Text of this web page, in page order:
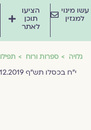
מינוי
למגזין
הציעו
תוכן
לאתר
גלויה ספרות ורוח תפילות
י"ח בכסלו תש"ף 16.12.2019